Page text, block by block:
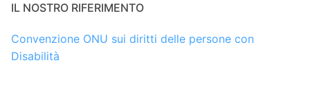
IL NOSTRO RIFERIMENTO
Convenzione ONU sui diritti delle persone con
Disabilità